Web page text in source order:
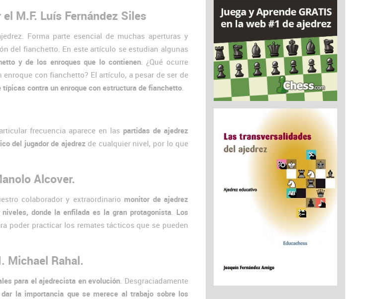
el M.F. Luís Fernández Siles
Forma parte esencial de muchas aperturas y
del fianchetto. En este artículo se estudian algunas
y de los enroques que lo contienen. ¿Qué ocurre
con fianchetto? El artículo, a pesar de ser de
contra un enroque con estructura de fianchetto
frecuencia aparece en las partidas de ajedrez
del jugador de ajedrez de cualquier nivel, por lo que
Alcover.
colaborador y extraordinario monitor de ajedrez
donde la enfilada es la gran protagonista Los
poder practicar los remates tácticos que se pueden
Michael Rahal.
para el ajedrecista en evolución . Desgraciadamente
la importancia que se merece al trabajo sobre los